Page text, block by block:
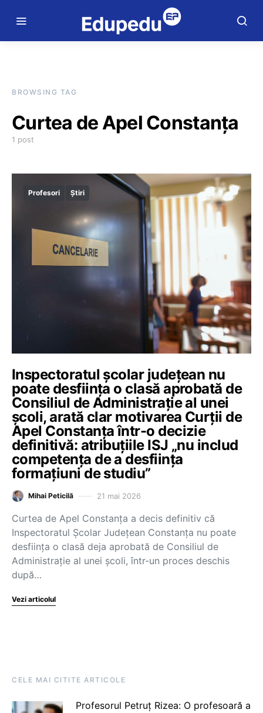
BROWSING TAG
Curtea de Apel Constanța
1 post
Profesori Știri
Inspectoratul școlar județean nu
poate desființa o clasă aprobată de
Consiliul de Administrație al unei
școli, arată clar motivarea Curții de
Apel Constanța într-o decizie
definitivă: atribuțiile ISJ „nu includ
competența de a desființa
formațiuni de studiu”
Mihai Peticilă 21 mai 2026
Curtea de Apel Constanța a decis definitiv că
Inspectoratul Școlar Județean Constanța nu poate
desființa o clasă deja aprobată de Consiliul de
Administrație al unei școli, într-un proces deschis
după…
Vezi articolul
CELE MAI CITITE ARTICOLE
Profesorul Petruț Rizea: O profesoară a